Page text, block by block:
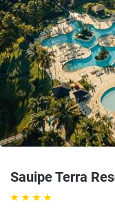
Sauipe Terra